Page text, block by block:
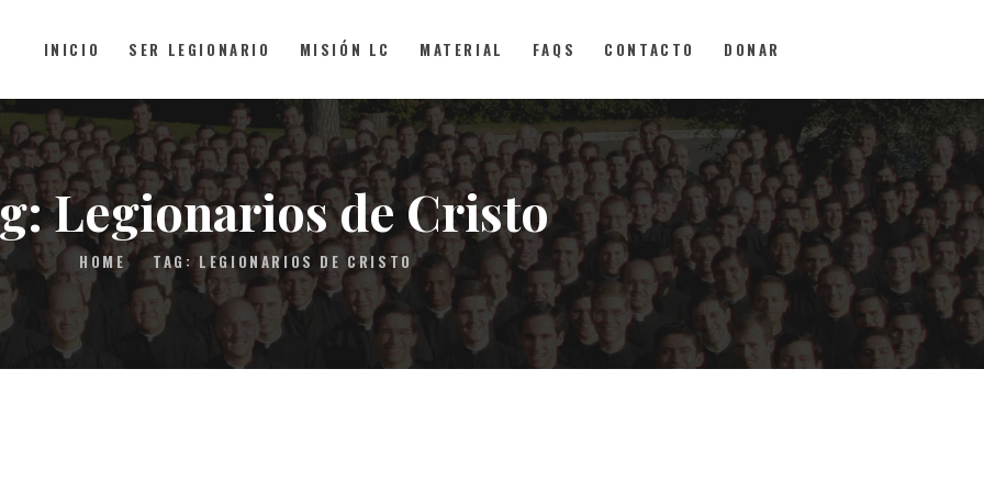
INICIO SER LEGIONARIO MISIÓN LC MATERIAL FAQS CONTACTO DONAR
Legionarios de Cristo
HOME TAG: LEGIONARIOS DE CRISTO
INICIO
SER LEGIONARIO
MISIÓN LC
MATERIAL
FAQS